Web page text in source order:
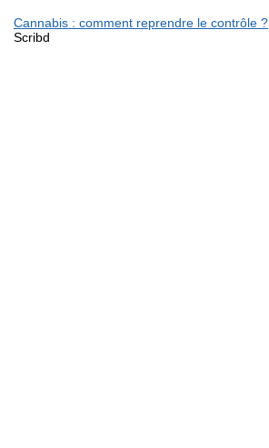
Cannabis : comment reprendre le contrôle ?
Scribd